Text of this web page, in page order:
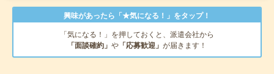
興味があったら「★気になる！」をタップ！
「気になる！」を押しておくと、派遣会社から
「面談確約」 や 「応募歓迎」 が届きます！